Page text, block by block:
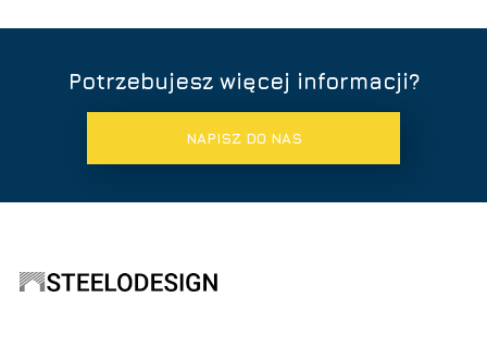
Potrzebujesz więcej informacji?
NAPISZ DO NAS